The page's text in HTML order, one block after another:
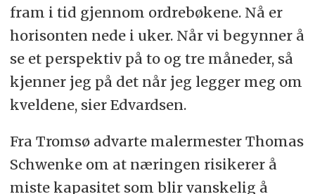
fram i tid gjennom ordrebøkene. Nå er
horisonten nede i uker. Når vi begynner å
se et perspektiv på to og tre måneder, så
kjenner jeg på det når jeg legger meg om
kveldene, sier Edvardsen.
Fra Tromsø advarte malermester Thomas
Schwenke om at næringen risikerer å
miste kapasitet som blir vanskelig å